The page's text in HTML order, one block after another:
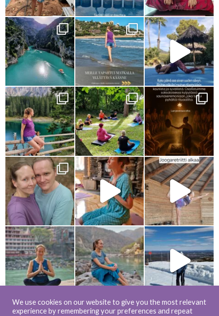
Load more... Follow on Instagram
We use cookies on our website to give you the most relevant
experience by remembering your preferences and repeat